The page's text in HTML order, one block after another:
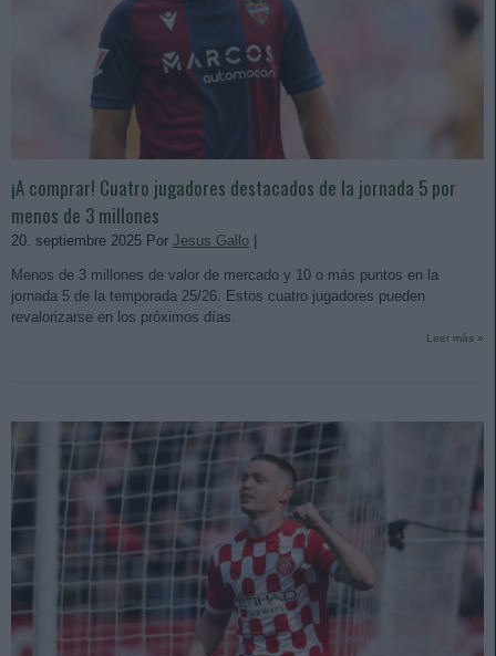
¡A comprar! Cuatro jugadores destacados de la jornada 5 por
menos de 3 millones
20. septiembre 2025 Por Jesus Gallo
Menos de 3 millones de valor de mercado y 10 o más puntos en la
jornada 5 de la temporada 25/26. Estos cuatro jugadores pueden
revalorizarse en los próximos días.
Leer más »